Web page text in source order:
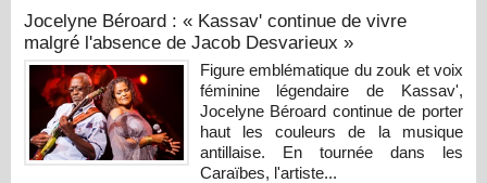
Jocelyne Béroard : « Kassav' continue de vivre
malgré l'absence de Jacob Desvarieux »
Figure emblématique du zouk et voix
féminine légendaire de Kassav',
Jocelyne Béroard continue de porter
haut les couleurs de la musique
antillaise. En tournée dans les
Caraïbes, l'artiste...